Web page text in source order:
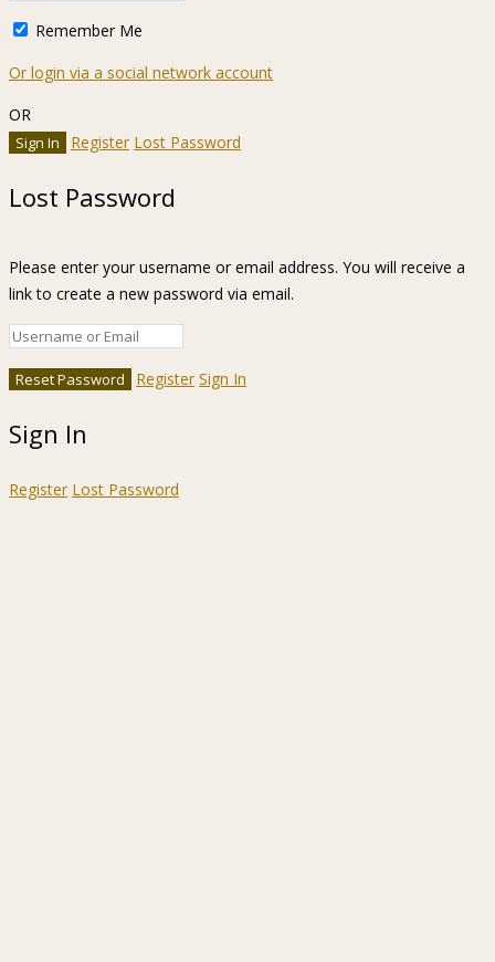
Remember Me
Or login via a social network account
OR
Register Lost Password
Lost Password
Please enter your username or email address. You will receive a
link to create a new password via email.
Register Sign In
Sign In
Register Lost Password